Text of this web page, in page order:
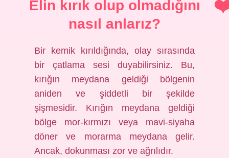
Elin kırık olup olmadığını
nasıl anlarız?
Bir kemik kırıldığında, olay sırasında
bir çatlama sesi duyabilirsiniz. Bu,
kırığın meydana geldiği bölgenin
aniden ve şiddetli bir şekilde
şişmesidir. Kırığın meydana geldiği
bölge mor-kırmızı veya mavi-siyaha
döner ve morarma meydana gelir.
Ancak, dokunması zor ve ağrılıdır.